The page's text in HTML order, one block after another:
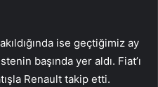
ise geçtiğimiz ay
başında yer aldı. Fiat’ı
Renault takip etti.